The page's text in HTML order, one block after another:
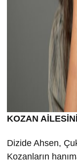
KOZAN
Dizide Ahsen,
Kozanların